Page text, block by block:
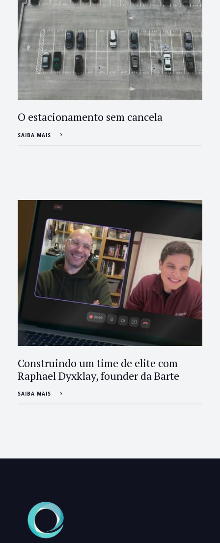
O estacionamento sem cancela
SAIBA MAIS
Construindo um time de elite com
Raphael Dyxklay, founder da Barte
SAIBA MAIS